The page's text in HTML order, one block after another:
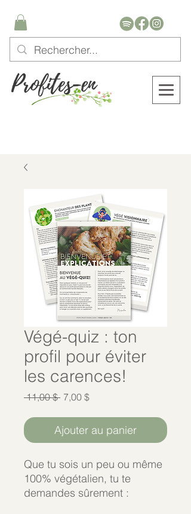
Végé-quiz : ton
profil pour éviter
les carences!
11,00 $ Prix
7,00 $Prix
Ajouter au panier
Que tu sois un peu ou même
100% végétalien, tu te
demandes sûrement :